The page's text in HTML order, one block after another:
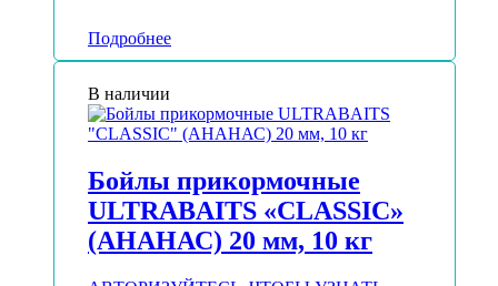
Подробнее
В наличии
Бойлы прикормочные
ULTRABAITS «CLASSIC»
(АНАНАС) 20 мм, 10 кг